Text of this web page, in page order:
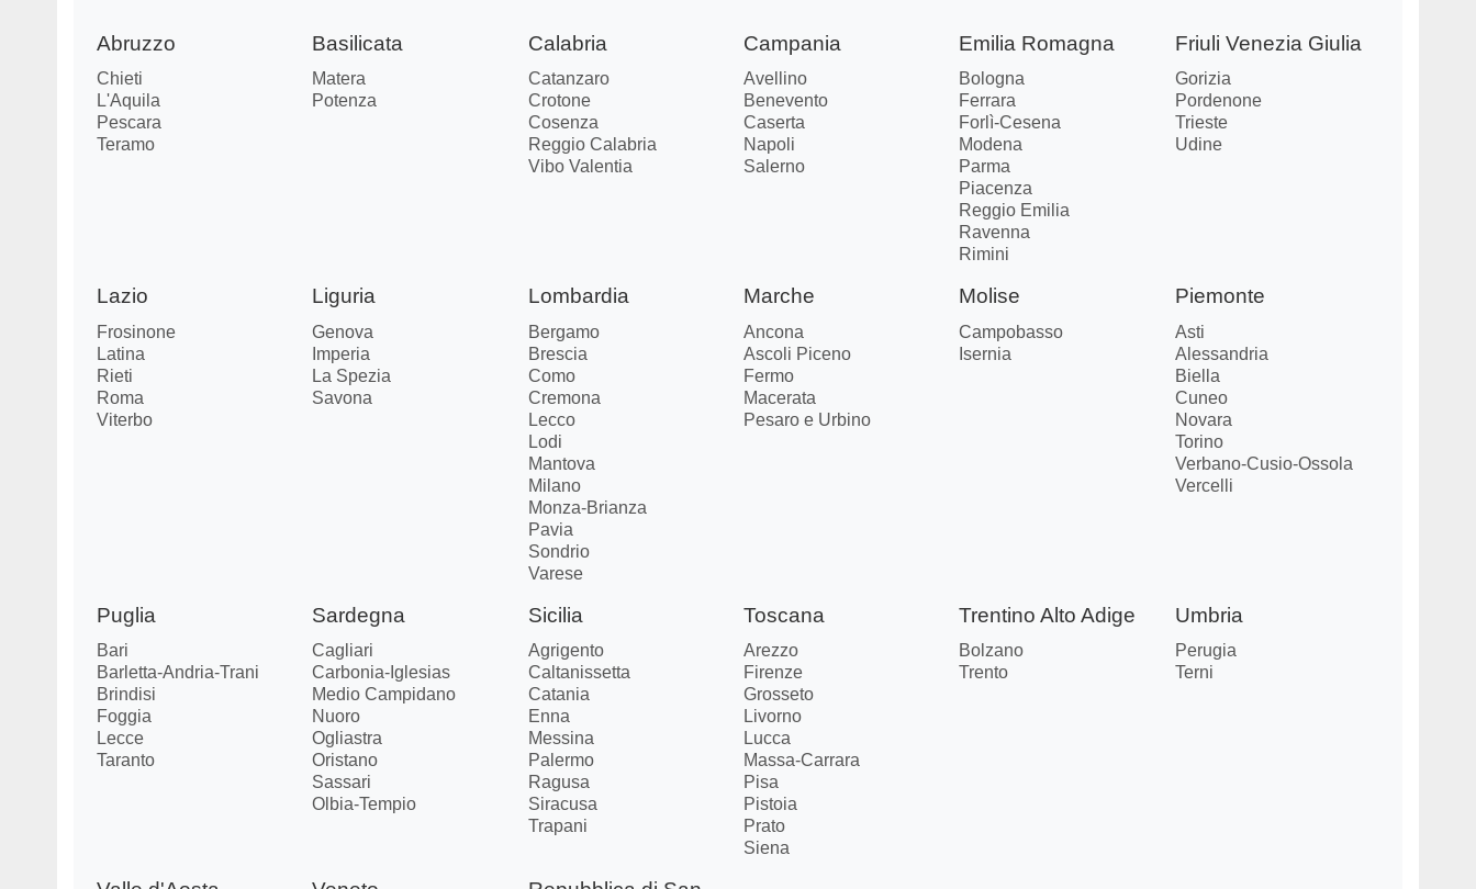
Abruzzo
Chieti
L'Aquila
Pescara
Teramo
Basilicata
Matera
Potenza
Calabria
Catanzaro
Crotone
Cosenza
Reggio Calabria
Vibo Valentia
Campania
Avellino
Benevento
Caserta
Napoli
Salerno
Emilia Romagna
Bologna
Ferrara
Forlì-Cesena
Modena
Parma
Piacenza
Reggio Emilia
Ravenna
Rimini
Friuli Venezia Giulia
Gorizia
Pordenone
Trieste
Udine
Lazio
Frosinone
Latina
Rieti
Roma
Viterbo
Liguria
Genova
Imperia
La Spezia
Savona
Lombardia
Bergamo
Brescia
Como
Cremona
Lecco
Lodi
Mantova
Milano
Monza-Brianza
Pavia
Sondrio
Varese
Marche
Ancona
Ascoli Piceno
Fermo
Macerata
Pesaro e Urbino
Molise
Campobasso
Isernia
Piemonte
Asti
Alessandria
Biella
Cuneo
Novara
Torino
Verbano-Cusio-Ossola
Vercelli
Puglia
Bari
Barletta-Andria-Trani
Brindisi
Foggia
Lecce
Taranto
Sardegna
Cagliari
Carbonia-Iglesias
Medio Campidano
Nuoro
Ogliastra
Oristano
Sassari
Olbia-Tempio
Sicilia
Agrigento
Caltanissetta
Catania
Enna
Messina
Palermo
Ragusa
Siracusa
Trapani
Toscana
Arezzo
Firenze
Grosseto
Livorno
Lucca
Massa-Carrara
Pisa
Pistoia
Prato
Siena
Trentino Alto Adige
Bolzano
Trento
Umbria
Perugia
Terni